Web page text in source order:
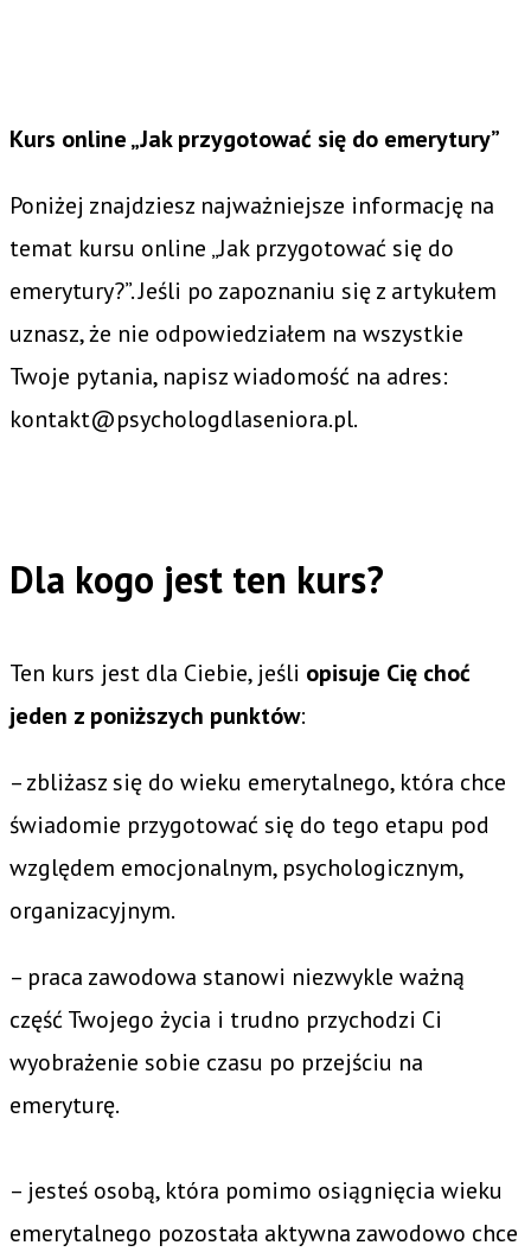
Kurs online „Jak przygotować się do emerytury”
Poniżej znajdziesz najważniejsze informację na
temat kursu online „Jak przygotować się do
emerytury?”. Jeśli po zapoznaniu się z artykułem
uznasz, że nie odpowiedziałem na wszystkie
Twoje pytania, napisz wiadomość na adres:
kontakt@psychologdlaseniora.pl.
Dla kogo jest ten kurs?
Ten kurs jest dla Ciebie, jeśli opisuje Cię choć
jeden z poniższych punktów:
– zbliżasz się do wieku emerytalnego, która chce
świadomie przygotować się do tego etapu pod
względem emocjonalnym, psychologicznym,
organizacyjnym.
– praca zawodowa stanowi niezwykle ważną
część Twojego życia i trudno przychodzi Ci
wyobrażenie sobie czasu po przejściu na
emeryturę.
– jesteś osobą, która pomimo osiągnięcia wieku
emerytalnego pozostała aktywna zawodowo chce